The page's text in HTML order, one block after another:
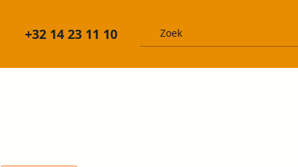
+32 14 23 11 10